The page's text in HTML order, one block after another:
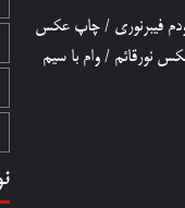
فیبرنوری / چاپ عکس
نورقائم / وام با سیم